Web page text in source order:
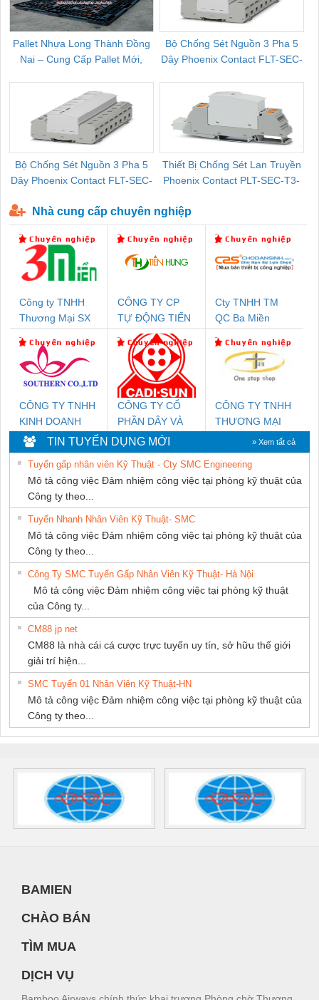
Pallet Nhựa Long Thành Đồng
Nai – Cung Cấp Pallet Mới,
Bộ Chống Sét Nguồn 3 Pha 5
Dây Phoenix Contact FLT-SEC-
Bộ Chống Sét Nguồn 3 Pha 5
Dây Phoenix Contact FLT-SEC-
Thiết Bị Chống Sét Lan Truyền
Phoenix Contact PLT-SEC-T3-
Nhà cung cấp chuyên nghiệp
Công ty TNHH
Thương Mại SX
CÔNG TY CP
TỰ ĐỘNG TIẾN
HƯNG
Cty TNHH TM
QC Ba Miền
CÔNG TY TNHH
KINH DOANH
DỊCH VỤ XNK
PHƯƠNG NAM
CÔNG TY CỔ
PHẦN DÂY VÀ
CÁP ĐIỆN
THƯỢNG ĐÌNH
CÔNG TY TNHH
THƯƠNG MẠI
THIÊN ÂN VIỆT
NAM
TIN TUYỂN DỤNG MỚI » Xem tất cả
Tuyển gấp nhân viên Kỹ Thuật - Cty SMC Engineering
Mô tả công việc Đảm nhiệm công việc tại phòng kỹ thuật của
Công ty theo...
Tuyển Nhanh Nhân Viên Kỹ Thuật- SMC
Mô tả công việc Đảm nhiệm công việc tại phòng kỹ thuật của
Công ty theo...
Công Ty SMC Tuyển Gấp Nhân Viên Kỹ Thuật- Hà Nội
Mô tả công việc Đảm nhiệm công việc tại phòng kỹ thuật
của Công ty...
CM88 jp net
CM88 là nhà cái cá cược trực tuyến uy tín, sở hữu thế giới
giải trí hiện...
SMC Tuyển 01 Nhân Viên Kỹ Thuật-HN
Mô tả công việc Đảm nhiệm công việc tại phòng kỹ thuật của
Công ty theo...
BAMIEN
CHÀO BÁN
TÌM MUA
DỊCH VỤ